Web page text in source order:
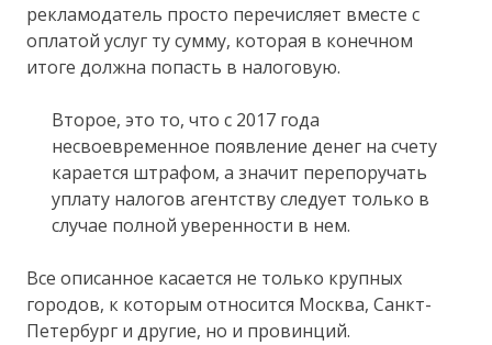
рекламодатель просто перечисляет вместе с
оплатой услуг ту сумму, которая в конечном
итоге должна попасть в налоговую.
Второе, это то, что с 2017 года
несвоевременное появление денег на счету
карается штрафом, а значит перепоручать
уплату налогов агентству следует только в
случае полной уверенности в нем.
Все описанное касается не только крупных
городов, к которым относится Москва, Санкт-
Петербург и другие, но и провинций.